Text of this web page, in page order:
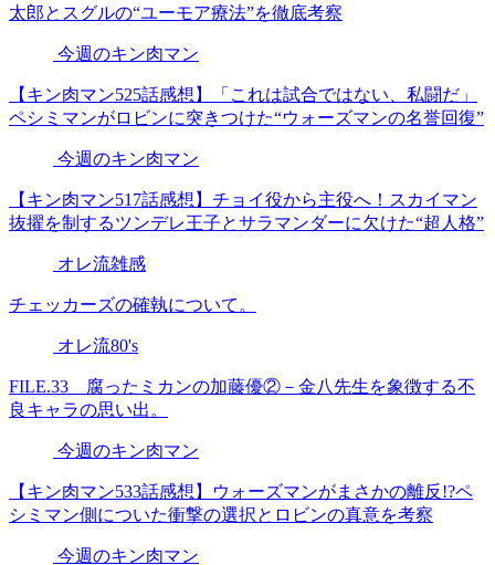
太郎とスグルの“ユーモア療法”を徹底考察
今週のキン肉マン
【キン肉マン525話感想】「これは試合ではない、私闘だ」
ペシミマンがロビンに突きつけた“ウォーズマンの名誉回復”
今週のキン肉マン
【キン肉マン517話感想】チョイ役から主役へ！スカイマン
抜擢を制するツンデレ王子とサラマンダーに欠けた“超人格”
オレ流雑感
チェッカーズの確執について。
オレ流80's
FILE.33 腐ったミカンの加藤優②－金八先生を象徴する不
良キャラの思い出。
今週のキン肉マン
【キン肉マン533話感想】ウォーズマンがまさかの離反!?ペ
シミマン側についた衝撃の選択とロビンの真意を考察
今週のキン肉マン